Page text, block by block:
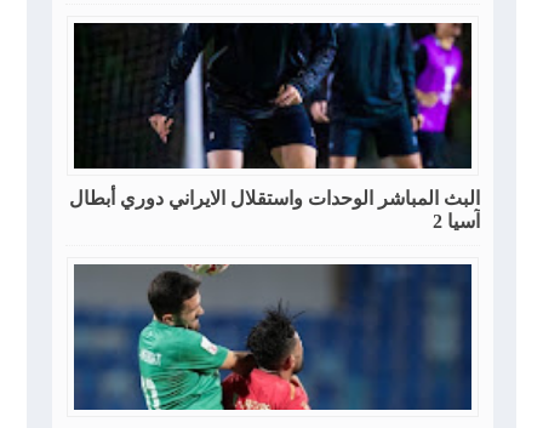
البث المباشر الوحدات واستقلال الايراني دوري أبطال
آسيا 2